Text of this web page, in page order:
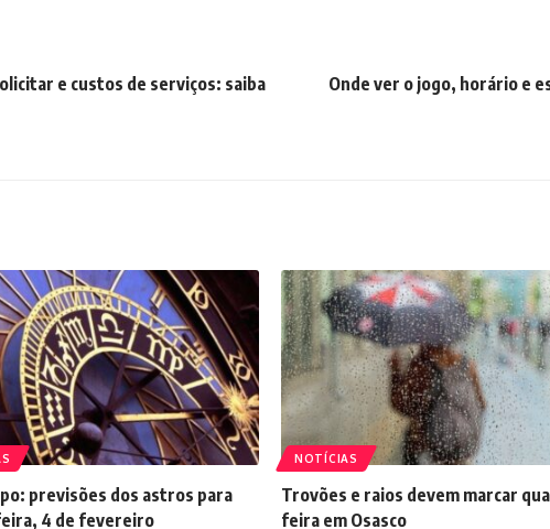
e custos de serviços: saiba
Onde ver o jogo, horário e
previsões dos astros para
4 de fevereiro
NOTÍCIAS
Trovões e raios devem marcar
feira em Osasco